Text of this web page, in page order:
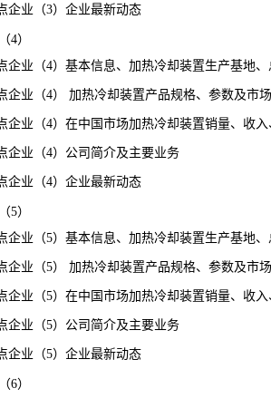
（3）企业最新动态
）
4）基本信息、加热冷却装置生产基地、
4） 加热冷却装置产品规格、参数及市
4）在中国市场加热冷却装置销量、收入、
（4）公司简介及主要业务
（4）企业最新动态
）
5）基本信息、加热冷却装置生产基地、
5） 加热冷却装置产品规格、参数及市
5）在中国市场加热冷却装置销量、收入、
（5）公司简介及主要业务
（5）企业最新动态
）